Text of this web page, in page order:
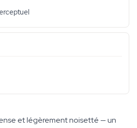
et légèrement noisetté — un